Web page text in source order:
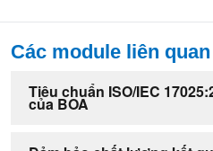
Các module liên quan
Tiêu chuẩn ISO/IEC
của BOA